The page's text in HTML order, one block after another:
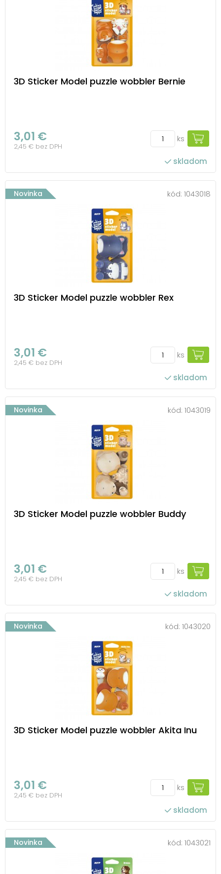
3D Sticker Model puzzle wobbler Bernie
3,01 €
2,45 € bez DPH
ks
skladom
Novinka kód: 1043018
3D Sticker Model puzzle wobbler Rex
3,01 €
2,45 € bez DPH
ks
skladom
Novinka kód: 1043019
3D Sticker Model puzzle wobbler Buddy
3,01 €
2,45 € bez DPH
ks
skladom
Novinka kód: 1043020
3D Sticker Model puzzle wobbler Akita Inu
3,01 €
2,45 € bez DPH
ks
skladom
Novinka kód: 1043021